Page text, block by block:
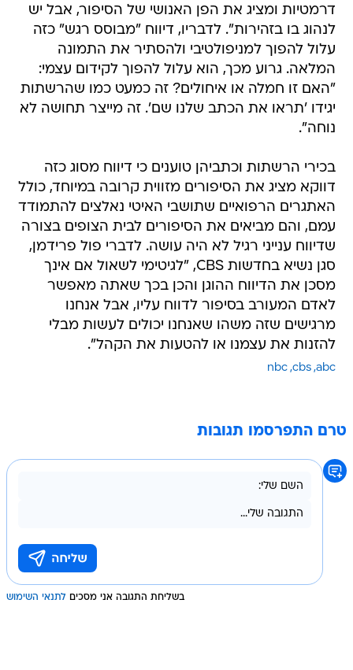
דרמטיות ומציג את הפן האנושי של הסיפור, אבל יש
לנהוג בו בזהירות". לדבריו, דיווח "מבוסס רגש" כזה
עלול להפוך למניפולטיבי ולהסתיר את התמונה
המלאה. גרוע מכך, הוא עלול להפוך לקידום עצמי:
"האם זו חמלה או איחולים? זה כמעט כמו שהרשתות
יגידו 'תראו את הכתב שלנו שם'. זה מייצר תחושה לא
נוחה".
בכירי הרשתות וכתביהן טוענים כי דיווח מסוג כזה
דווקא מציג את הסיפורים מזווית קרובה במיוחד, כולל
האתגרים הרפואיים שתושבי האיטי נאלצים להתמודד
עמם, והם מביאים את הסיפורים לבית הצופים בצורה
שדיווח ענייני רגיל לא היה עושה. לדברי פול פרידמן,
סגן נשיא בחדשות CBS, "לגיטימי לשאול אם אינך
מסכן את הדיווח ההוגן והכן בכך שאתה מאפשר
לאדם המעורב בסיפור לדווח עליו, אבל אנחנו
מרגישים שזה משהו שאנחנו יכולים לעשות מבלי
להזנות את עצמנו או להטעות את הקהל".
abc
cbs
nbc
טרם התפרסמו תגובות
בשליחת התגובה אני מסכים לתנאי השימוש